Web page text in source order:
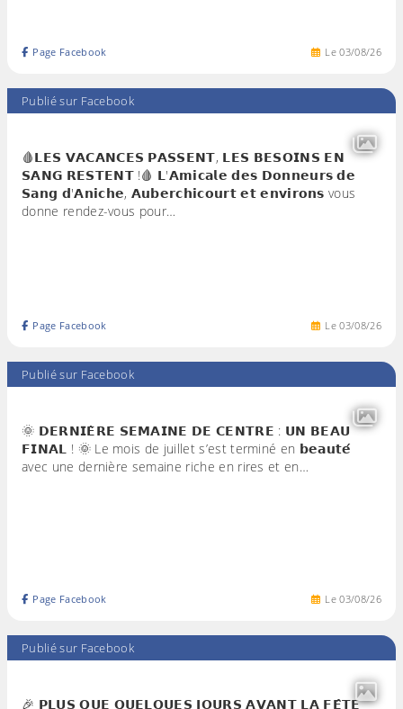
Le03/08/26
Page Facebook
Publié sur Facebook
🩸𝗟𝗘𝗦 𝗩𝗔𝗖𝗔𝗡𝗖𝗘𝗦 𝗣𝗔𝗦𝗦𝗘𝗡𝗧, 𝗟𝗘𝗦 𝗕𝗘𝗦𝗢𝗜𝗡𝗦 𝗘𝗡
𝗦𝗔𝗡𝗚 𝗥𝗘𝗦𝗧𝗘𝗡𝗧 !🩸 𝗟'𝗔𝗺𝗶𝗰𝗮𝗹𝗲 𝗱𝗲𝘀 𝗗𝗼𝗻𝗻𝗲𝘂𝗿𝘀 𝗱𝗲
𝗦𝗮𝗻𝗴 𝗱'𝗔𝗻𝗶𝗰𝗵𝗲, 𝗔𝘂𝗯𝗲𝗿𝗰𝗵𝗶𝗰𝗼𝘂𝗿𝘁 𝗲𝘁 𝗲𝗻𝘃𝗶𝗿𝗼𝗻𝘀 vous
donne rendez-vous pour…
Le03/08/26
Page Facebook
Publié sur Facebook
🌞 𝗗𝗘𝗥𝗡𝗜𝗘̀𝗥𝗘 𝗦𝗘𝗠𝗔𝗜𝗡𝗘 𝗗𝗘 𝗖𝗘𝗡𝗧𝗥𝗘 : 𝗨𝗡 𝗕𝗘𝗔𝗨
𝗙𝗜𝗡𝗔𝗟 ! 🌞 Le mois de juillet s’est terminé en 𝗯𝗲𝗮𝘂𝘁𝗲́
avec une dernière semaine riche en rires et en…
Le03/08/26
Page Facebook
Publié sur Facebook
🎉 𝗣𝗟𝗨𝗦 𝗤𝗨𝗘 𝗤𝗨𝗘𝗟𝗤𝗨𝗘𝗦 𝗝𝗢𝗨𝗥𝗦 𝗔𝗩𝗔𝗡𝗧 𝗟𝗔 𝗙𝗘̂𝗧𝗘